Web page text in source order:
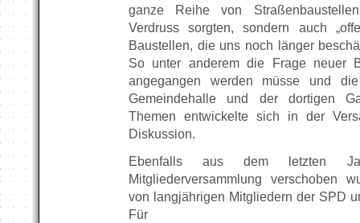
ganze Reihe von
Verdruss sorgten, sondern auch
Baustellen, die uns noch länger
So unter anderem die Frage neuer
angegangen werden müsse und
Gemeindehalle und der dortigen
Themen entwickelte sich in der
Diskussion.
Ebenfalls aus dem letzten
Mitgliederversammlung verschoben
von langjährigen Mitgliedern der SPD
Für